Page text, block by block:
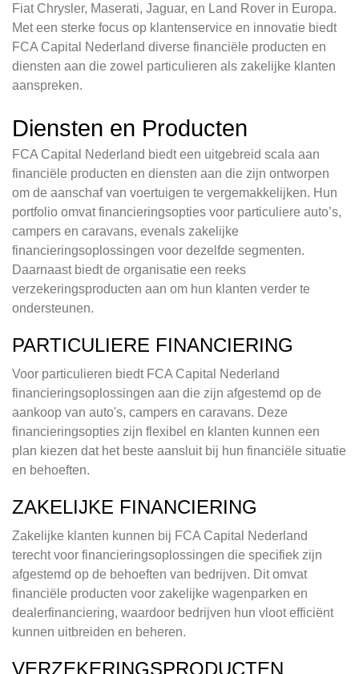
Fiat Chrysler, Maserati, Jaguar, en Land Rover in Europa.
Met een sterke focus op klantenservice en innovatie biedt
FCA Capital Nederland diverse financiële producten en
diensten aan die zowel particulieren als zakelijke klanten
aanspreken.
Diensten en Producten
FCA Capital Nederland biedt een uitgebreid scala aan
financiële producten en diensten aan die zijn ontworpen
om de aanschaf van voertuigen te vergemakkelijken. Hun
portfolio omvat financieringsopties voor particuliere auto’s,
campers en caravans, evenals zakelijke
financieringsoplossingen voor dezelfde segmenten.
Daarnaast biedt de organisatie een reeks
verzekeringsproducten aan om hun klanten verder te
ondersteunen.
PARTICULIERE FINANCIERING
Voor particulieren biedt FCA Capital Nederland
financieringsoplossingen aan die zijn afgestemd op de
aankoop van auto's, campers en caravans. Deze
financieringsopties zijn flexibel en klanten kunnen een
plan kiezen dat het beste aansluit bij hun financiële situatie
en behoeften.
ZAKELIJKE FINANCIERING
Zakelijke klanten kunnen bij FCA Capital Nederland
terecht voor financieringsoplossingen die specifiek zijn
afgestemd op de behoeften van bedrijven. Dit omvat
financiële producten voor zakelijke wagenparken en
dealerfinanciering, waardoor bedrijven hun vloot efficiënt
kunnen uitbreiden en beheren.
VERZEKERINGSPRODUCTEN